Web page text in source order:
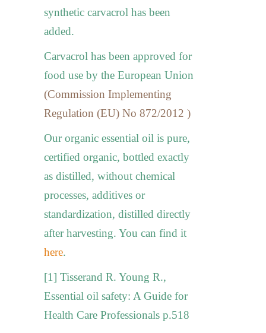
synthetic carvacrol has been
added.
Carvacrol has been approved for
food use by the European Union
(Commission Implementing
Regulation (EU) No 872/2012 )
Our organic essential oil is pure,
certified organic, bottled exactly
as distilled, without chemical
processes, additives or
standardization, distilled directly
after harvesting. You can find it
here.
[1] Tisserand R. Young R.,
Essential oil safety: A Guide for
Health Care Professionals p.518